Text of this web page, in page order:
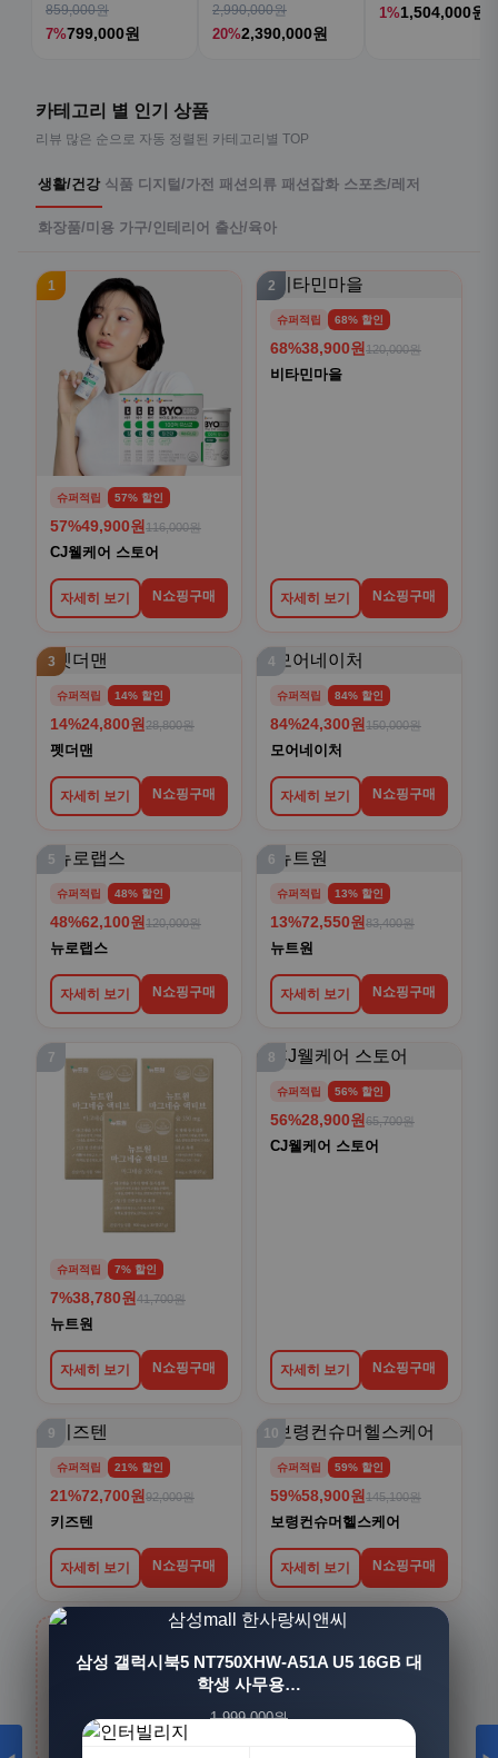
859,000원
7%799,000원
TV
2,990,000원
20%2,390,000원
1%1,504,000원
카테고리 별 인기 상품
리뷰 많은 순으로 자동 정렬된 카테고리별 TOP
생활/건강 식품 디지털/가전 패션의류 패션잡화 스포츠/레저
화장품/미용 가구/인테리어 출산/육아
1
슈퍼적립 57% 할인
57%49,900원 116,000원
CJ웰케어 스토어
자세히 보기 N쇼핑구매
2
슈퍼적립 68% 할인
68%38,900원 120,000원
비타민마을
자세히 보기 N쇼핑구매
3
슈퍼적립 14% 할인
14%24,800원 28,800원
펫더맨
자세히 보기 N쇼핑구매
4
슈퍼적립 84% 할인
84%24,300원 150,000원
모어네이처
자세히 보기 N쇼핑구매
5
슈퍼적립 48% 할인
48%62,100원 120,000원
뉴로랩스
자세히 보기 N쇼핑구매
6
슈퍼적립 13% 할인
13%72,550원 83,400원
뉴트원
자세히 보기 N쇼핑구매
7
슈퍼적립 7% 할인
7%38,780원 41,700원
뉴트원
자세히 보기 N쇼핑구매
8
슈퍼적립 56% 할인
56%28,900원 65,700원
CJ웰케어 스토어
자세히 보기 N쇼핑구매
9
슈퍼적립 21% 할인
21%72,700원 92,000원
키즈텐
자세히 보기 N쇼핑구매
10
슈퍼적립 59% 할인
59%58,900원 145,100원
보령컨슈머헬스케어
자세히 보기 N쇼핑구매
›
카테고리 상품 더 보기
[3+1] 동국제약 마이핏 V 활성엽산 임신준비 임산
부영양 30정, 4개
100,000원
삼성 갤럭시북5 NT750XHW-A51A U5 16GB 대
학생 사무용…
1,999,000원